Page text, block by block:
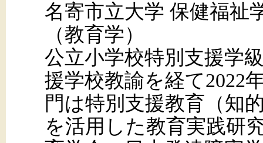
名寄市立大学 保健福
（教育学）
公立小学校特別支援学
援学校教諭を経て2022
門は特別支援教育（知
を活用した教育実践研